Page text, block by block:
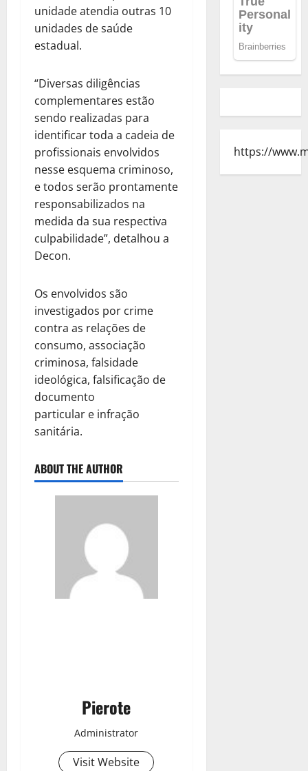
unidade atendia outras 10
unidades de saúde
estadual.
“Diversas diligências
complementares estão
sendo realizadas para
identificar toda a cadeia de
profissionais envolvidos
nesse esquema criminoso,
e todos serão prontamente
responsabilizados na
medida da sua respectiva
culpabilidade”, detalhou a
Decon.
Os envolvidos são
investigados por crime
contra as relações de
consumo, associação
criminosa, falsidade
ideológica, falsificação de
documento
particular e infração
sanitária.
ABOUT THE AUTHOR
Pierote
Administrator
Visit Website
https://